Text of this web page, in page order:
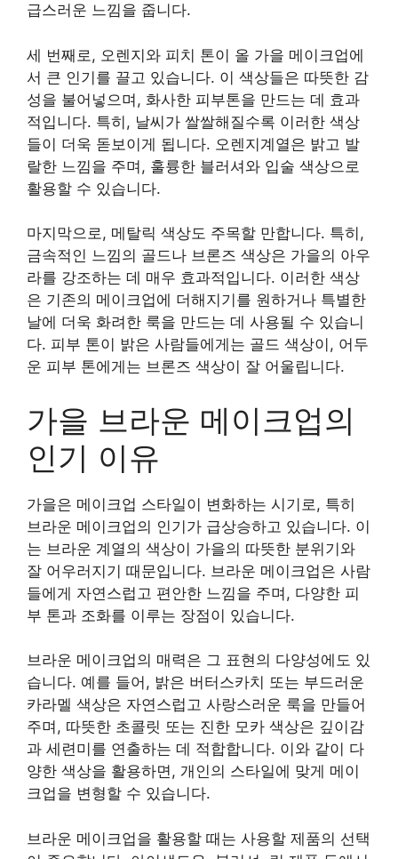
급스러운 느낌을 줍니다.
세 번째로, 오렌지와 피치 톤이 올 가을 메이크업에
서 큰 인기를 끌고 있습니다. 이 색상들은 따뜻한 감
성을 불어넣으며, 화사한 피부톤을 만드는 데 효과
적입니다. 특히, 날씨가 쌀쌀해질수록 이러한 색상
들이 더욱 돋보이게 됩니다. 오렌지계열은 밝고 발
랄한 느낌을 주며, 훌륭한 블러셔와 입술 색상으로
활용할 수 있습니다.
마지막으로, 메탈릭 색상도 주목할 만합니다. 특히,
금속적인 느낌의 골드나 브론즈 색상은 가을의 아우
라를 강조하는 데 매우 효과적입니다. 이러한 색상
은 기존의 메이크업에 더해지기를 원하거나 특별한
날에 더욱 화려한 룩을 만드는 데 사용될 수 있습니
다. 피부 톤이 밝은 사람들에게는 골드 색상이, 어두
운 피부 톤에게는 브론즈 색상이 잘 어울립니다.
가을 브라운 메이크업의
인기 이유
가을은 메이크업 스타일이 변화하는 시기로, 특히
브라운 메이크업의 인기가 급상승하고 있습니다. 이
는 브라운 계열의 색상이 가을의 따뜻한 분위기와
잘 어우러지기 때문입니다. 브라운 메이크업은 사람
들에게 자연스럽고 편안한 느낌을 주며, 다양한 피
부 톤과 조화를 이루는 장점이 있습니다.
브라운 메이크업의 매력은 그 표현의 다양성에도 있
습니다. 예를 들어, 밝은 버터스카치 또는 부드러운
카라멜 색상은 자연스럽고 사랑스러운 룩을 만들어
주며, 따뜻한 초콜릿 또는 진한 모카 색상은 깊이감
과 세련미를 연출하는 데 적합합니다. 이와 같이 다
양한 색상을 활용하면, 개인의 스타일에 맞게 메이
크업을 변형할 수 있습니다.
브라운 메이크업을 활용할 때는 사용할 제품의 선택